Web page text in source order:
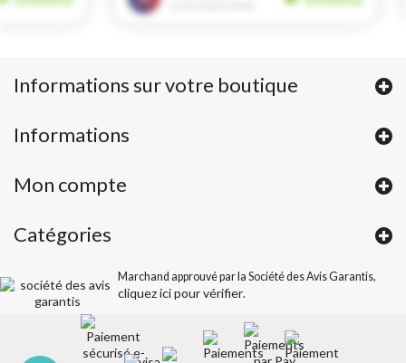
Informations sur votre boutique
Informations
Mon compte
Catégories
Marchand approuvé par la Société des Avis Garantis,
cliquez ici pour vérifier.